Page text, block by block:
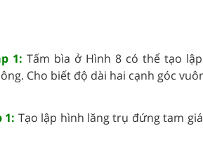
1: Tấm bìa ở Hình 8 có thể tạo
Cho biết độ dài hai cạnh góc
1: Tạo lập hình lăng trụ đứng tam